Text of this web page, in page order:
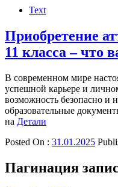
Text
Приобретение
11 класса – что
В современном мире
успешной карьере и
возможность безопасно и
образовательные
на Детали
Posted On : 31.01.2025
Пагинация